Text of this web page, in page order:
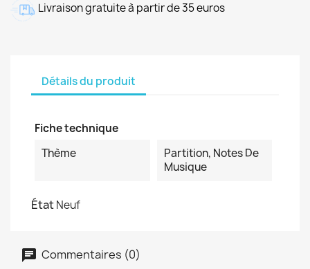
Livraison gratuite à partir de 35 euros
Détails du produit
Fiche technique
Thème
Partition, Notes De
Musique
ÉtatNeuf
Commentaires (0)